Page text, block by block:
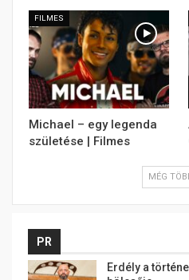
FILMES
Michael – egy legenda
születése | Filmes
MÉG
PR
Erdély a